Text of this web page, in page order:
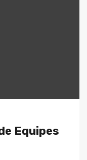
Equipes